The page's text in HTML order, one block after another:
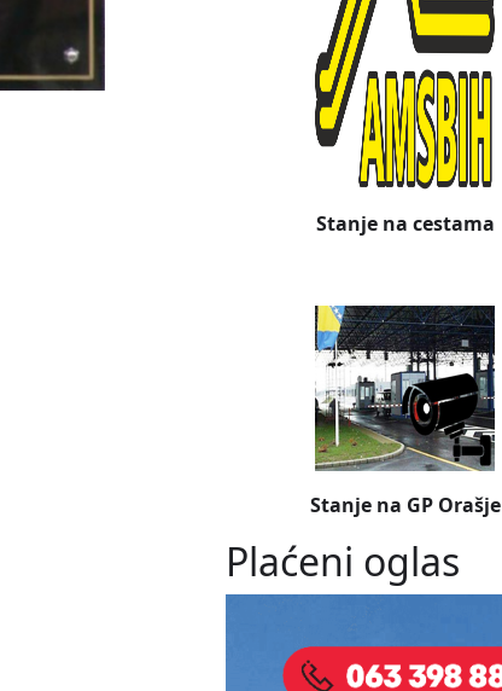
Stanje na cestama
Stanje na GP Orašje
Plaćeni oglas